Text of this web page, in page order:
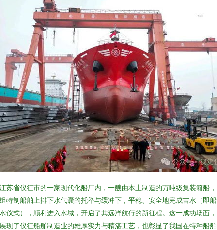
苏省仪征市的一家现代化船厂内，一艘由本土制造的万吨级集装箱船
特制船舶上排下水气囊的托举与缓冲下，平稳、安全地完成吉水（即
仪式），顺利进入水域，开启了其远洋航行的新征程。这一成功场面
现了仪征船舶制造业的雄厚实力与精湛工艺，也彰显了我国在特种船